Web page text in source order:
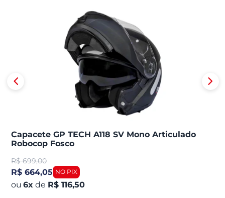
Capacete GP TECH A118 SV Mono Articulado
Robocop Fosco
R$ 699,00
R$ 664,05
6x de R$ 116,50